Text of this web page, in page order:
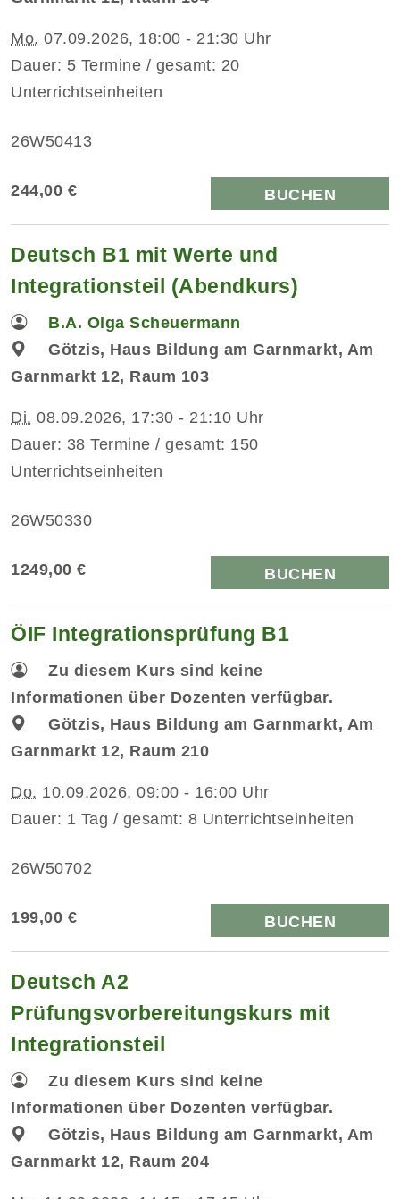
Mo. 07.09.2026, 18:00 - 21:30 Uhr
Dauer: 5 Termine / gesamt: 20
Unterrichtseinheiten
26W50413
244,00 € BUCHEN
Deutsch B1 mit Werte und
Integrationsteil (Abendkurs)
B.A. Olga Scheuermann
Götzis, Haus Bildung am Garnmarkt, Am
Garnmarkt 12, Raum 103
Di. 08.09.2026, 17:30 - 21:10 Uhr
Dauer: 38 Termine / gesamt: 150
Unterrichtseinheiten
26W50330
1249,00 € BUCHEN
ÖIF Integrationsprüfung B1
Zu diesem Kurs sind keine
Informationen über Dozenten verfügbar.
Götzis, Haus Bildung am Garnmarkt, Am
Garnmarkt 12, Raum 210
Do. 10.09.2026, 09:00 - 16:00 Uhr
Dauer: 1 Tag / gesamt: 8 Unterrichtseinheiten
26W50702
199,00 € BUCHEN
Deutsch A2
Prüfungsvorbereitungskurs mit
Integrationsteil
Zu diesem Kurs sind keine
Informationen über Dozenten verfügbar.
Götzis, Haus Bildung am Garnmarkt, Am
Garnmarkt 12, Raum 204